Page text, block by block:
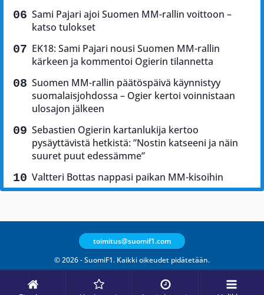
Sami Pajari ajoi Suomen MM-rallin voittoon –
katso tulokset
EK18: Sami Pajari nousi Suomen MM-rallin
kärkeen ja kommentoi Ogierin tilannetta
Suomen MM-rallin päätöspäivä käynnistyy
suomalaisjohdossa – Ogier kertoi voinnistaan
ulosajon jälkeen
Sebastien Ogierin kartanlukija kertoo
pysäyttävistä hetkistä: ”Nostin katseeni ja näin
suuret puut edessämme”
Valtteri Bottas nappasi paikan MM-kisoihin
© 2026 - SuomiF1. Kaikki oikeudet pidätetään.
toimitus@suomif1.com